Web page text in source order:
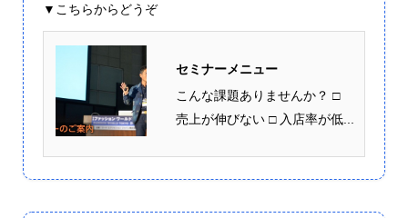
▼こちらからどうぞ
セミナーメニュー
こんな課題ありませんか？ □
売上が伸びない □ 入店率が低...